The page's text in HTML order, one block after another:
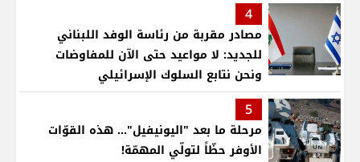
4
مصادر مقربة من رئاسة الوفد اللبناني
للجديد: لا مواعيد حتى الآن للمفاوضات
ونحن نتابع السلوك الإسرائيلي
5
مرحلة ما بعد "اليونيفيل"... هذه القوّات
الأوفر حظّاً لتولّي المهمّة!